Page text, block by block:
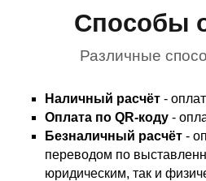
Способы
Различные
Наличный расчёт -
Оплата по QR-коду -
Безналичный расчёт -
переводом по
юридическим, так и